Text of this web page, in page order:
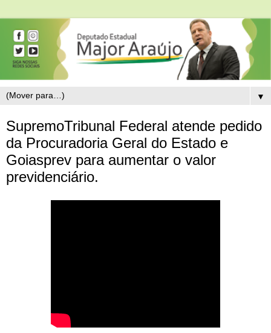
▼
SupremoTribunal Federal atende pedido
da Procuradoria Geral do Estado e
Goiasprev para aumentar o valor
previdenciário.